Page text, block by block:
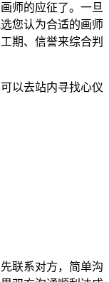
师的应征了。一旦
您认为合适的画师
期、信誉来综合判
以去站内寻找心仪
联系对方，简单沟